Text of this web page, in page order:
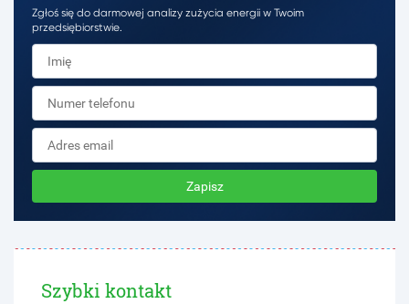
Zgłoś się do darmowej analizy zużycia energii w Twoim
przedsiębiorstwie.
Zapisz
Szybki kontakt